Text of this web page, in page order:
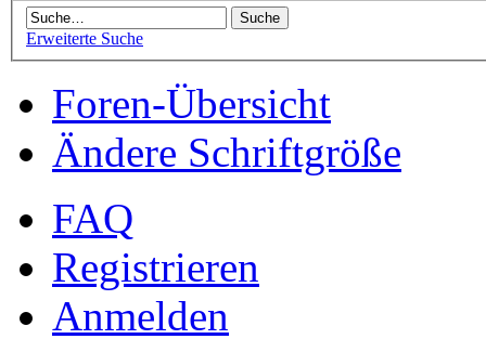
Erweiterte Suche
Foren-Übersicht
Ändere Schriftgröße
FAQ
Registrieren
Anmelden